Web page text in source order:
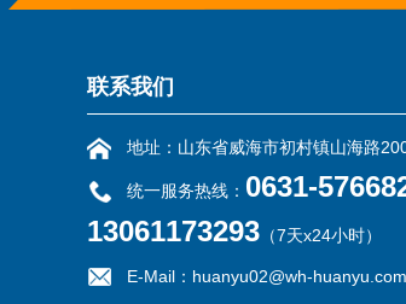
联系我们
地址：山东省威海市初村镇山海路
统一服务热线： 0631-
13061173293 （7天x24小时）
E-Mail：huanyu02@wh-huanyu.com